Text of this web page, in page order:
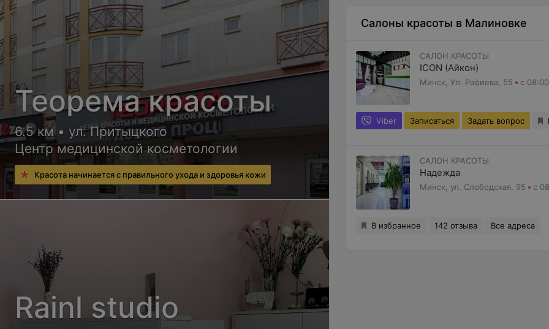
Массажи и обёртывания.
Косметика ведущих брендов – KINETICS,
Дополнительные привилегии
Подарочные сертификаты
Домашняя косметика–
продаже.
Салон красоты «Акцент» – это место,
искусством.
Салоны красоты в Малиновке
САЛОН КРАСОТЫ
ICON (Айкон)
Минск, Ул. Рафиева, 55 с 08:00
Viber Записаться Задать вопрос
САЛОН КРАСОТЫ
Надежда
Минск, ул. Слободская, 95 с
В избранное 142 отзыва Все адреса
Теорема красоты
6.5 км • ул. Притыцкого
Центр медицинской косметологии
Красота начинается с правильного ухода и здоровья кожи
Rainl studio